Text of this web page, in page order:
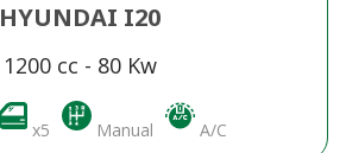
HYUNDAI I20
1200 cc - 80 Kw
x5 Manual A/C